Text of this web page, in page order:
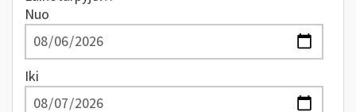
Nuo
Iki